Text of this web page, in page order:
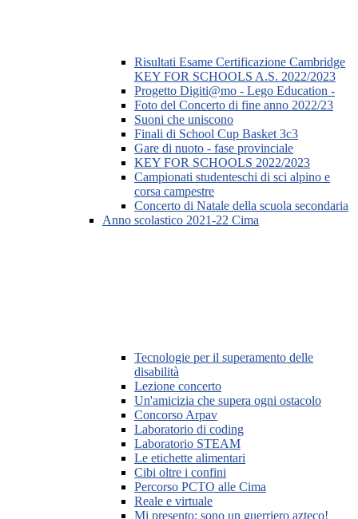
Risultati Esame Certificazione Cambridge
KEY FOR SCHOOLS A.S. 2022/2023
Progetto Digiti@mo - Lego Education -
Foto del Concerto di fine anno 2022/23
Suoni che uniscono
Finali di School Cup Basket 3c3
Gare di nuoto - fase provinciale
KEY FOR SCHOOLS 2022/2023
Campionati studenteschi di sci alpino e
corsa campestre
Concerto di Natale della scuola secondaria
Anno scolastico 2021-22 Cima
Tecnologie per il superamento delle
disabilità
Lezione concerto
Un'amicizia che supera ogni ostacolo
Concorso Arpav
Laboratorio di coding
Laboratorio STEAM
Le etichette alimentari
Cibi oltre i confini
Percorso PCTO alle Cima
Reale e virtuale
Mi presento: sono un guerriero azteco!